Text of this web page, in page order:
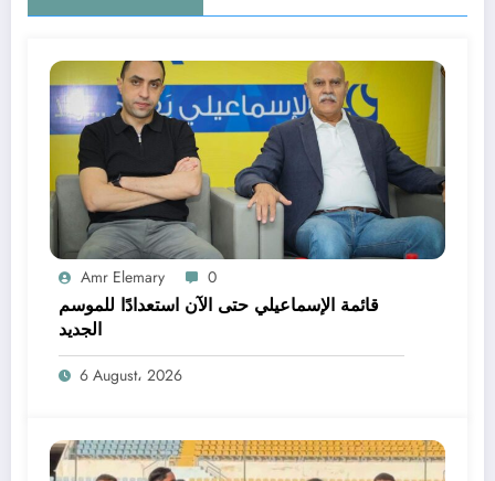
Amr Elemary 0
قائمة الإسماعيلي حتى الآن استعدادًا للموسم
الجديد
6 August، 2026